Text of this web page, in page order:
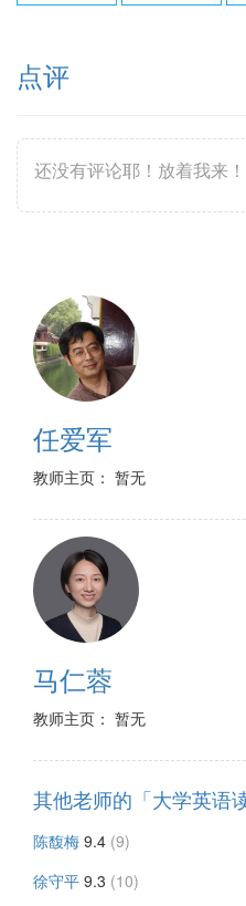
点评
还没有评论耶！放着我来！
任爱军
教师主页： 暂无
马仁蓉
教师主页： 暂无
其他老师的「大学英语
陈馥梅 9.4 (9)
徐守平 9.3 (10)